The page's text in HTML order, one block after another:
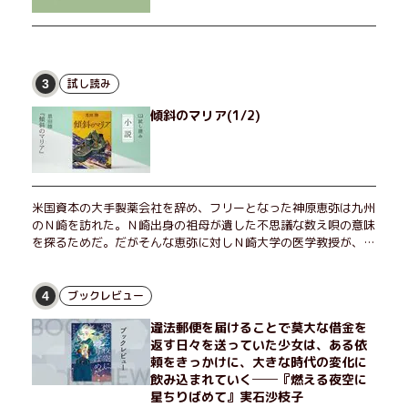
3 試し読み
傾斜のマリア(1/2)
米国資本の大手製薬会社を辞め、フリーとなった神原恵弥は九州
のＮ崎を訪れた。Ｎ崎出身の祖母が遺した不思議な数え唄の意味
を探るためだ。だがそんな恵弥に対しＮ崎大学の医学教授が、米
恵弥は、まるで影のような存在の博士とまみえることはできるの
か？ そして、唄の歌詞「かたむくマリア」に込められた秘密と
は？ 謎めいたラストが鮮烈な余韻を残すシリーズ第四作！
4 ブックレビュー
違法郵便を届けることで莫大な借金を
返す日々を送っていた少女は、ある依
頼をきっかけに、大きな時代の変化に
飲み込まれていく──『燃える夜空に
星ちりばめて』実石沙枝子